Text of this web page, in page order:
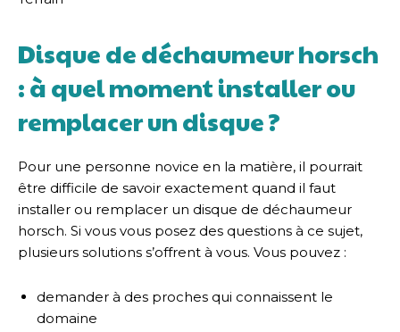
Disque de déchaumeur horsch
: à quel moment installer ou
remplacer un disque ?
Pour une personne novice en la matière, il pourrait
être difficile de savoir exactement quand il faut
installer ou remplacer un disque de déchaumeur
horsch. Si vous vous posez des questions à ce sujet,
plusieurs solutions s’offrent à vous. Vous pouvez :
demander à des proches qui connaissent le
domaine